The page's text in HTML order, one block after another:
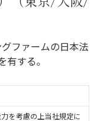
ファームの日本法
する。
を考慮の上当社規定に